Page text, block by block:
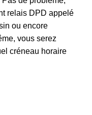
relais DPD appelé
ou encore
vous serez
créneau horaire